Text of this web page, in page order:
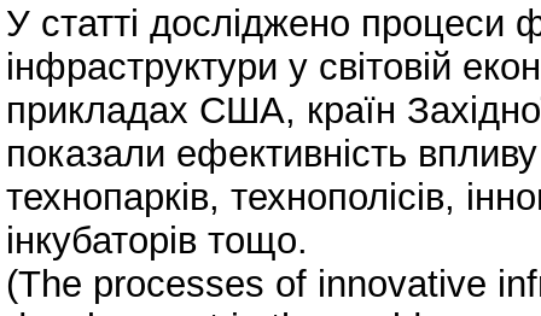
У статті досліджено процеси
інфраструктури у світовій
прикладах США, країн
показали ефективність
технопарків, технополісів,
інкубаторів тощо.
(The processes of innovative